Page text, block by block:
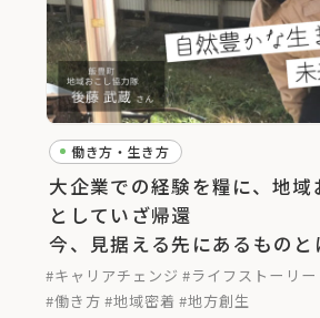
働き方・生き方
大企業での経験を糧に、地域
としていざ帰還
今、見据える先にあるものと
#キャリアチェンジ #ライフストーリー
#働き方 #地域密着 #地方創生